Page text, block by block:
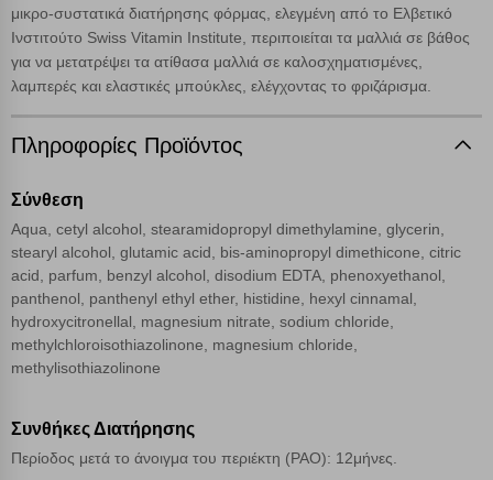
μικρο-συστατικά διατήρησης φόρμας, ελεγμένη από το Ελβετικό
Ινστιτούτο Swiss Vitamin Institute, περιποιείται τα μαλλιά σε βάθος
για να μετατρέψει τα ατίθασα μαλλιά σε καλοσχηματισμένες,
λαμπερές και ελαστικές μπούκλες, ελέγχοντας το φριζάρισμα.
Πληροφορίες Προϊόντος
Σύνθεση
Aqua, cetyl alcohol, stearamidopropyl dimethylamine, glycerin,
stearyl alcohol, glutamic acid, bis-aminopropyl dimethicone, citric
acid, parfum, benzyl alcohol, disodium EDTA, phenoxyethanol,
panthenol, panthenyl ethyl ether, histidine, hexyl cinnamal,
hydroxycitronellal, magnesium nitrate, sodium chloride,
methylchloroisothiazolinone, magnesium chloride,
methylisothiazolinone
Συνθήκες Διατήρησης
Περίοδος μετά το άνοιγμα του περιέκτη (PAO): 12μήνες.
γνωρίζετε ότι αποκλεισμός ορισμένων κατηγοριών αρχείων cookies,
μπορεί να επηρεάσει την εμπειρία της περιήγησής σας ή/και της
χρήσης των υπηρεσιών μας.Δείτε περισσότερα
Λειτουργικά cookies
Cookies απόδοσης
Απολύτως απαραίτητα cookies Πάντα Ενεργό
Απόρριψη όλων